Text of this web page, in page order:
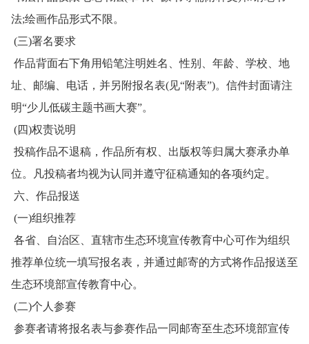
法;绘画作品形式不限。
(三)署名要求
作品背面右下角用铅笔注明姓名、性别、年龄、学校、地
址、邮编、电话，并另附报名表(见“附表”)。信件封面请注
明“少儿低碳主题书画大赛”。
(四)权责说明
投稿作品不退稿，作品所有权、出版权等归属大赛承办单
位。凡投稿者均视为认同并遵守征稿通知的各项约定。
六、作品报送
(一)组织推荐
各省、自治区、直辖市生态环境宣传教育中心可作为组织
推荐单位统一填写报名表，并通过邮寄的方式将作品报送至
生态环境部宣传教育中心。
(二)个人参赛
参赛者请将报名表与参赛作品一同邮寄至生态环境部宣传